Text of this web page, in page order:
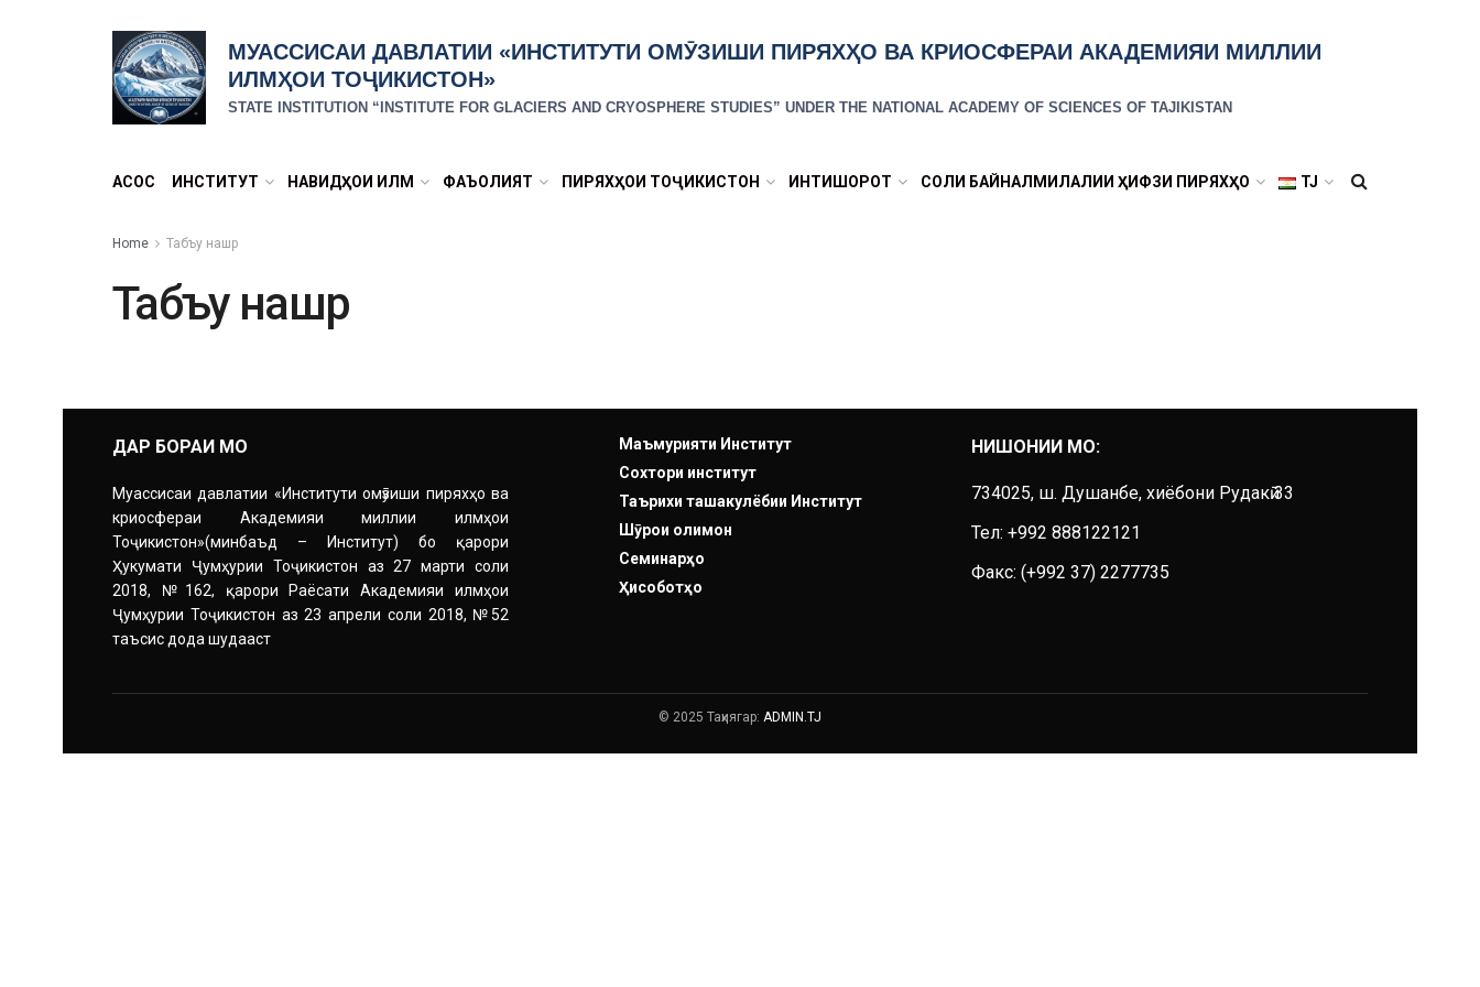
МУАССИСАИ ДАВЛАТИИ «ИНСТИТУТИ ОМӮЗИШИ ПИРЯХҲО ВА КРИОСФЕРАИ АКАДЕМИЯИ МИЛЛИИ
ИЛМҲОИ ТОҶИКИСТОН»
STATE INSTITUTION “INSTITUTE FOR GLACIERS AND CRYOSPHERE STUDIES” UNDER THE NATIONAL ACADEMY OF SCIENCES OF TAJIKISTAN
АСОСӢ ИНСТИТУТ НАВИДҲОИ ИЛМӢ ФАЪОЛИЯТ ПИРЯХҲОИ ТОҶИКИСТОН ИНТИШОРОТ СОЛИ БАЙНАЛМИЛАЛИИ ҲИФЗИ ПИРЯХҲО TJ
Home Табъу нашр
Табъу нашр
ДАР БОРАИ МО
Муассисаи давлатии «Институти омӯзиши пиряхҳо ва
криосфераи Академияи миллии илмҳои
Тоҷикистон»(минбаъд – Институт) бо қарори
Ҳукумати Ҷумҳурии Тоҷикистон аз 27 марти соли
2018, №162, қарори Раёсати Академияи илмҳои
Ҷумҳурии Тоҷикистон аз 23 апрели соли 2018, №52
таъсис дода шудааст
Маъмурияти Институт
Сохтори институт
Таърихи ташакулёбии Институт
Шӯрои олимон
Семинарҳо
Ҳисоботҳо
НИШОНИИ МО:
734025, ш. Душанбе, хиёбони Рудакӣ 33
Тел: +992 888122121
Факс: (+992 37) 2277735
© 2025 Таҳиягар: ADMIN.TJ